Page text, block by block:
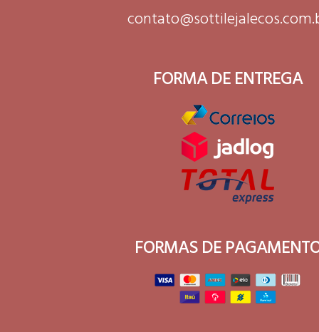
FORMA DE ENTREGA
FORMAS DE